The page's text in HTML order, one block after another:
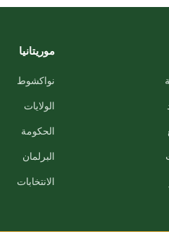
موريتانيا
نواكشوط
الولايات
الحكومة
البرلمان
الانتخابات